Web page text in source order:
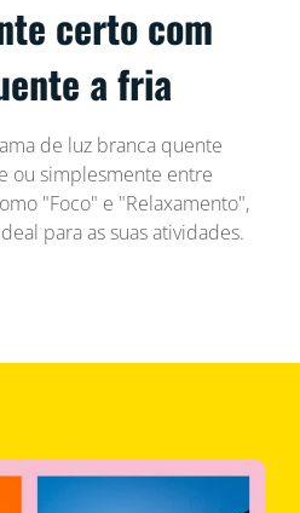
certo com
a fria
de luz branca quente
ou simplesmente entre
"Foco" e "Relaxamento",
para as suas atividades.